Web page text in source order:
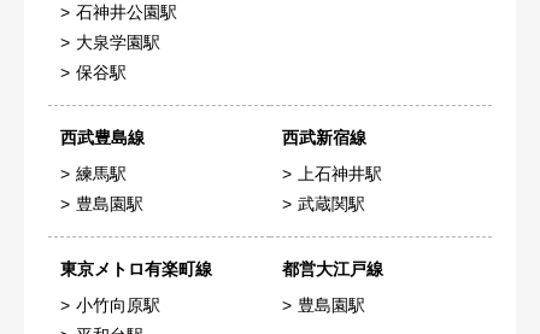
石神井公園駅
大泉学園駅
保谷駅
西武豊島線
練馬駅
豊島園駅
西武新宿線
上石神井駅
武蔵関駅
東京メトロ有楽町線
小竹向原駅
都営大江戸線
豊島園駅